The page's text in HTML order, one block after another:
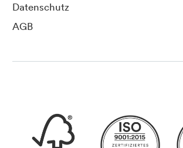
Datenschutz
AGB